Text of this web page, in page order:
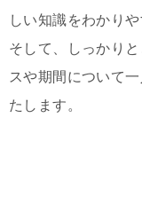
しい知識をわかり
そして、しっかり
スや期間について
たします。